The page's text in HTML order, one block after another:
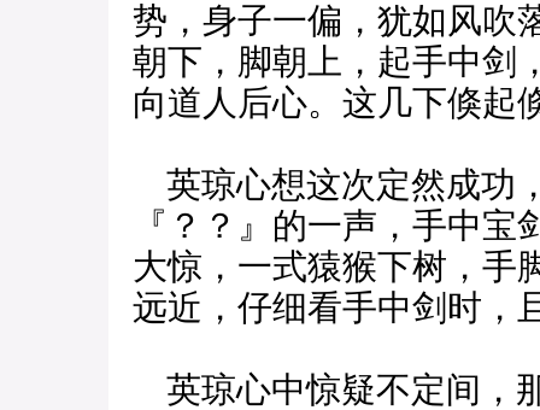
势，身子一偏，犹如风吹
朝下，脚朝上，起手中剑
向道人后心。这几下倏起
英琼心想这次定然成功
『？？』的一声，手中
大惊，一式猿猴下树，手
远近，仔细看手中剑时，
英琼心中惊疑不定间，